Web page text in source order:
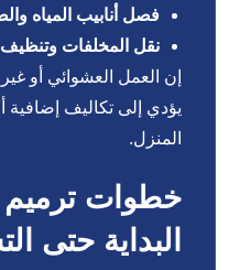
فصل أنابيب المياه
نقل المخلفات وتنظيف
إن العمل العشوائي أو
يؤدي إلى تكاليف
المنزل.
خطوات
البداية حتى